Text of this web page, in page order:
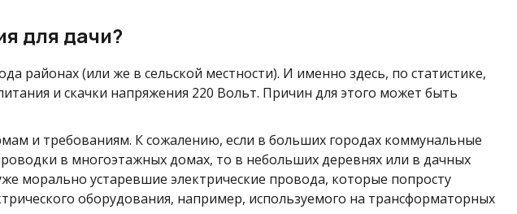
для дачи?
районах (или же в сельской местности). И именно здесь, по статистике,
и скачки напряжения 220 Вольт. Причин для этого может быть
и требованиям. К сожалению, если в больших городах коммунальные
в многоэтажных домах, то в небольших деревнях или в дачных
морально устаревшие электрические провода, которые попросту
оборудования, например, используемого на трансформаторных